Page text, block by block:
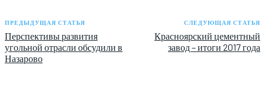
ПРЕДЫДУЩАЯ СТАТЬЯ
Перспективы развития
угольной отрасли обсудили в
Назарово
СЛЕДУЮЩАЯ СТАТЬЯ
Красноярский цементный
завод – итоги 2017 года